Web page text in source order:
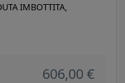
IMBOTTITA,
606,00 €